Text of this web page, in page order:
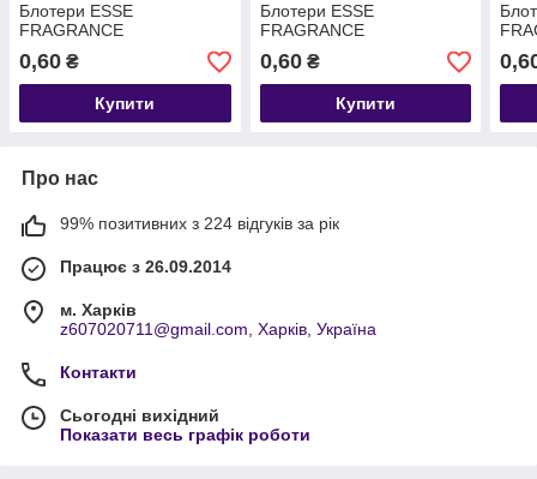
Блотери ESSE
FRAGRANCE
0,60 ₴
Купити
Блотери ESSE
FRAGRANCE
0,60₴
Купити
Про нас
99% позитивних з 224 відгуків за рік
Працює з 26.09.2014
м. Харків
z607020711@gmail.com, Харків, Україна
Контакти
Сьогодні вихідний
Показати весь графік роботи